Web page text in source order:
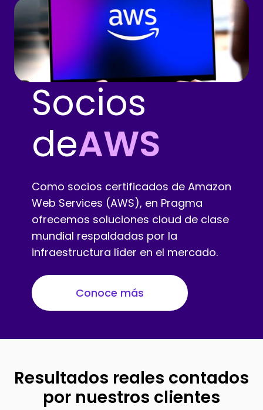
Socios
deAWS
Como socios certificados de Amazon
Web Services (AWS), en Pragma
ofrecemos soluciones cloud de clase
mundial respaldadas por la
infraestructura líder en el mercado.
Conoce más
Resultados reales contados
por nuestros clientes